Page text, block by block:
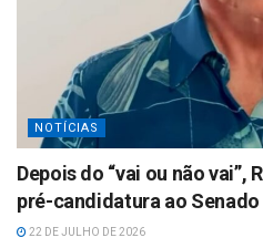
NOTÍCIAS
Depois do “vai ou não vai”,
pré-candidatura ao Senado
22 DE JULHO DE 2026